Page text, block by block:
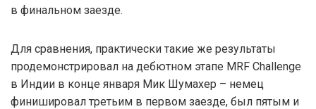
в финальном заезде.
Для сравнения, практически такие же результаты
продемонстрировал на дебютном этапе MRF Challenge
в Индии в конце января Мик Шумахер – немец
финишировал третьим в первом заезде, был пятым и